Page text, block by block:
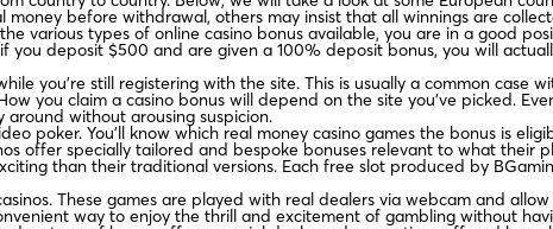
before withdrawal, others may insist that all winnings are
various types of online casino bonus available, you are in a good
you deposit $500 and are given a 100% deposit bonus, you will
you’re still registering with the site. This is usually a common case
you claim a casino bonus will depend on the site you’ve picked.
without arousing suspicion.
poker. You’ll know which real money casino games the bonus is
offer specially tailored and bespoke bonuses relevant to what their
than their traditional versions. Each free slot produced by
These games are played with real dealers via webcam and
way to enjoy the thrill and excitement of gambling without